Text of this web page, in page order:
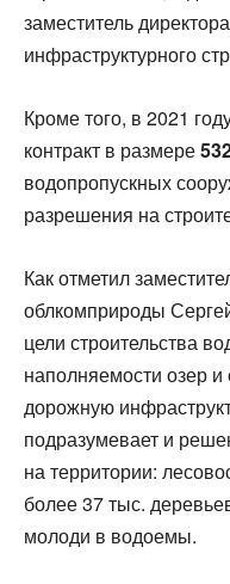
заместитель
инфраструктурного
Кроме того, в 2021
контракт в размере
водопропускных
разрешения на
Как отметил
облкомприроды
цели строительства
наполняемости озер
дорожную
подразумевает и
на территории:
более 37 тыс.
молоди в водоемы.